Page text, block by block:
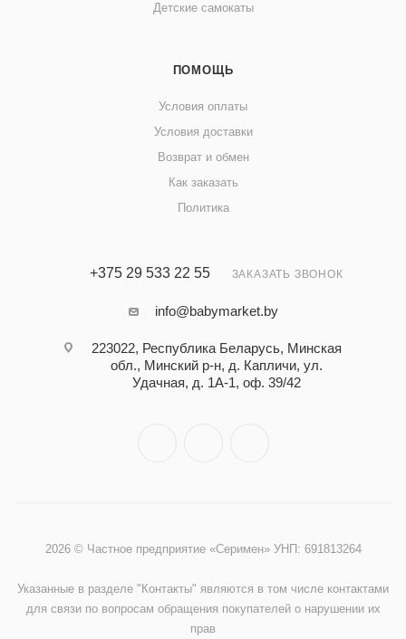
Детские самокаты
ПОМОЩЬ
Условия оплаты
Условия доставки
Возврат и обмен
Как заказать
Политика
+375 29 533 22 55 ЗАКАЗАТЬ ЗВОНОК
info@babymarket.by
223022, Республика Беларусь, Минская
обл., Минский р-н, д. Капличи, ул.
Удачная, д. 1А-1, оф. 39/42
2026 © Частное предприятие «Серимен» УНП: 691813264
Указанные в разделе "Контакты" являются в том числе контактами
для связи по вопросам обращения покупателей о нарушении их
прав